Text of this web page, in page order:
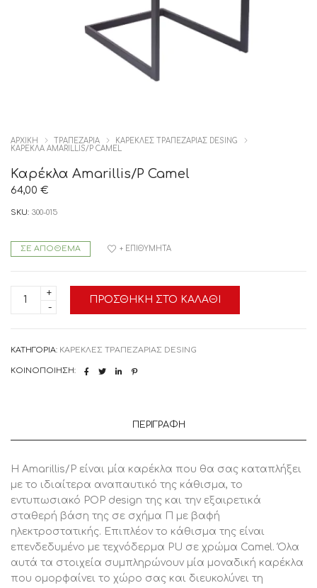
ΑΡΧΙΚΉ ΤΡΑΠΕΖΑΡΙΑ
ΚΑΡΕΚΛΕΣ ΤΡΑΠΕΖΑΡΙΑΣ DESING
ΚΑΡΈΚΛΑ AMARILLIS/P CAMEL
Καρέκλα Amarillis/P Camel
64,00 €
SKU: 300-015
ΣΕ ΑΠΌΘΕΜΑ
Καρέκλα
Amarillis/P
ΠΡΟΣΘΉΚΗ ΣΤΟ ΚΑΛΆΘΙ
+ ΕΠΙΘΥΜΗΤΆ
ΚΑΤΗΓΟΡΊΑ: ΚΑΡΕΚΛΕΣ ΤΡΑΠΕΖΑΡΙΑΣ DESING
ΚΟΙΝΟΠΟΊΗΣΗ:
ΠΕΡΙΓΡΑΦΉ
H Amarillis/P είναι μία καρέκλα που θα σας καταπλήξει
με το ιδιαίτερα αναπαυτικό της κάθισμα, το
εντυπωσιακό POP design της και την εξαιρετικά
σταθερή βάση της σε σχήμα Π με βαφή
ηλεκτροστατικής. Επιπλέον το κάθισμα της είναι
επενδεδυμένο με τεχνόδερμα PU σε χρώμα Camel. Όλα
αυτά τα στοιχεία συμπληρώνουν μία μοναδική καρέκλα
που ομορφαίνει το χώρο σας και διευκολύνει τη